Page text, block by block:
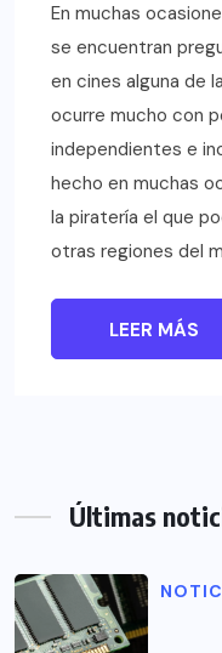
En muchas
se encuentran
en cines alguna de
ocurre mucho con
independientes e
hecho en muchas
la piratería el que
otras regiones del
LEER MÁS
Últimas